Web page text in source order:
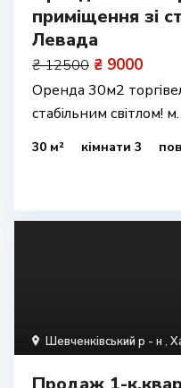
приміщення зі
Левада
₴ 12500 ₴ 9000
Оренда 30м2
стабільним світлом!
30 м² кімнати 3
Шевченківський р - н ,